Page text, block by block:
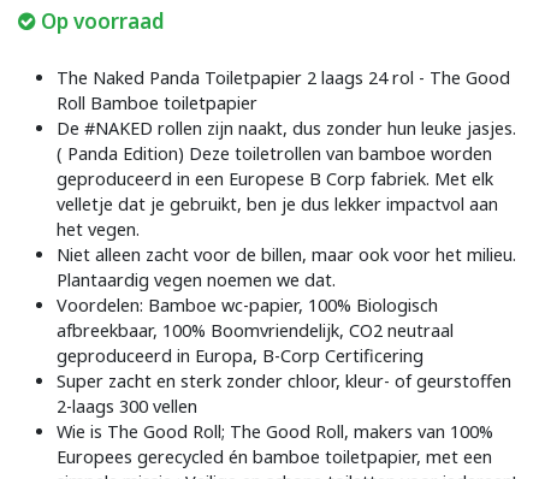
Op voorraad
The Naked Panda Toiletpapier 2 laags 24 rol - The Good
Roll Bamboe toiletpapier
De #NAKED rollen zijn naakt, dus zonder hun leuke jasjes.
( Panda Edition) Deze toiletrollen van bamboe worden
geproduceerd in een Europese B Corp fabriek. Met elk
velletje dat je gebruikt, ben je dus lekker impactvol aan
het vegen.
Niet alleen zacht voor de billen, maar ook voor het milieu.
Plantaardig vegen noemen we dat.
Voordelen: Bamboe wc-papier, 100% Biologisch
afbreekbaar, 100% Boomvriendelijk, CO2 neutraal
geproduceerd in Europa, B-Corp Certificering
Super zacht en sterk zonder chloor, kleur- of geurstoffen
2-laags 300 vellen
Wie is The Good Roll; The Good Roll, makers van 100%
Europees gerecycled én bamboe toiletpapier, met een